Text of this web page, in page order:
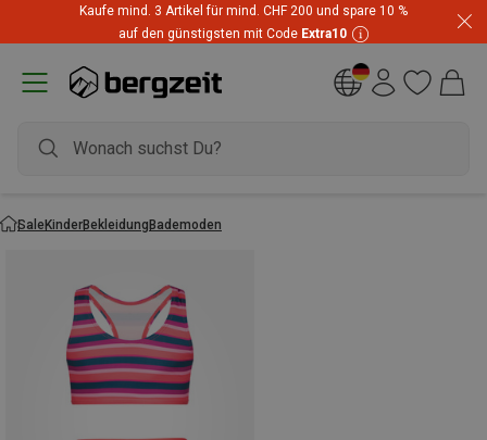
Kaufe mind. 3 Artikel für mind. CHF 200 und spare 10 %
auf den günstigsten mit Code Extra10
SaleKinderBekleidungBademoden